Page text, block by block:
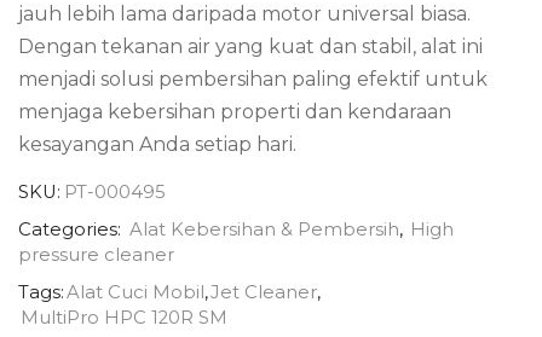
jauh lebih lama daripada motor universal biasa.
Dengan tekanan air yang kuat dan stabil, alat ini
menjadi solusi pembersihan paling efektif untuk
menjaga kebersihan properti dan kendaraan
kesayangan Anda setiap hari.
SKU: PT-000495
Categories: Alat Kebersihan & Pembersih, High
pressure cleaner
Tags:Alat Cuci Mobil,Jet Cleaner,
MultiPro HPC 120R SM